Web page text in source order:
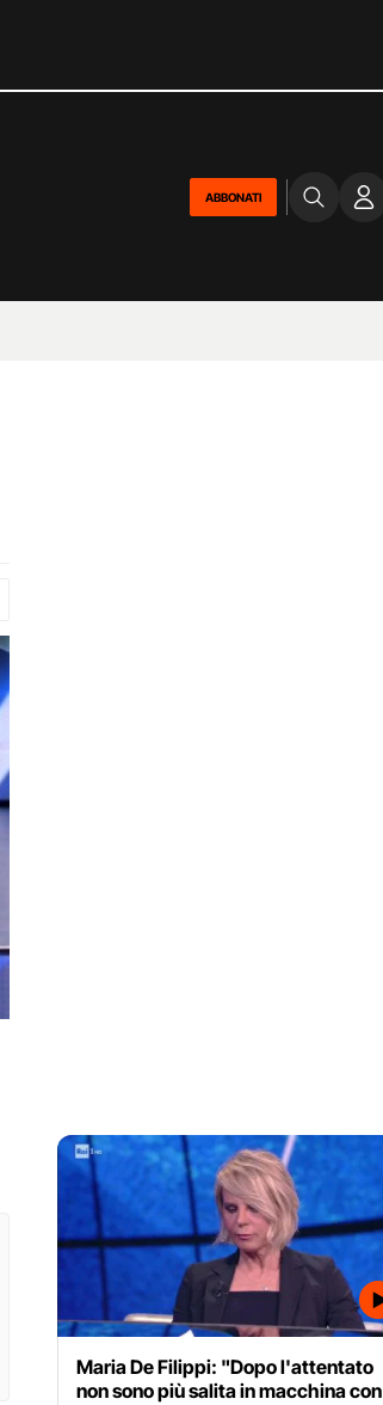
ABBONATI
Maria De Filippi: "Dopo l'attentato
non sono più salita in macchina con